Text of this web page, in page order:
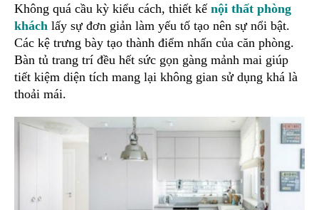
Không quá cầu kỳ kiểu cách, thiết kế nội thất phòng
khách lấy sự đơn giản làm yếu tố tạo nên sự nổi bật.
Các kệ trưng bày tạo thành điểm nhấn của căn phòng.
Bàn tủ trang trí đều hết sức gọn gàng mảnh mai giúp
tiết kiệm diện tích mang lại không gian sử dụng khá là
thoải mái.